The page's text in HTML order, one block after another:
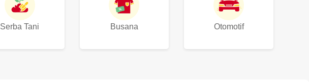
Serba Tani Busana Otomotif